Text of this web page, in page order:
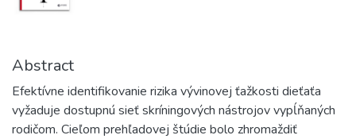
Abstract
Efektívne identifikovanie rizika vývinovej ťažkosti dieťaťa
vyžaduje dostupnú sieť skríningových nástrojov vypĺňaných
rodičom. Cieľom prehľadovej štúdie bolo zhromaždiť